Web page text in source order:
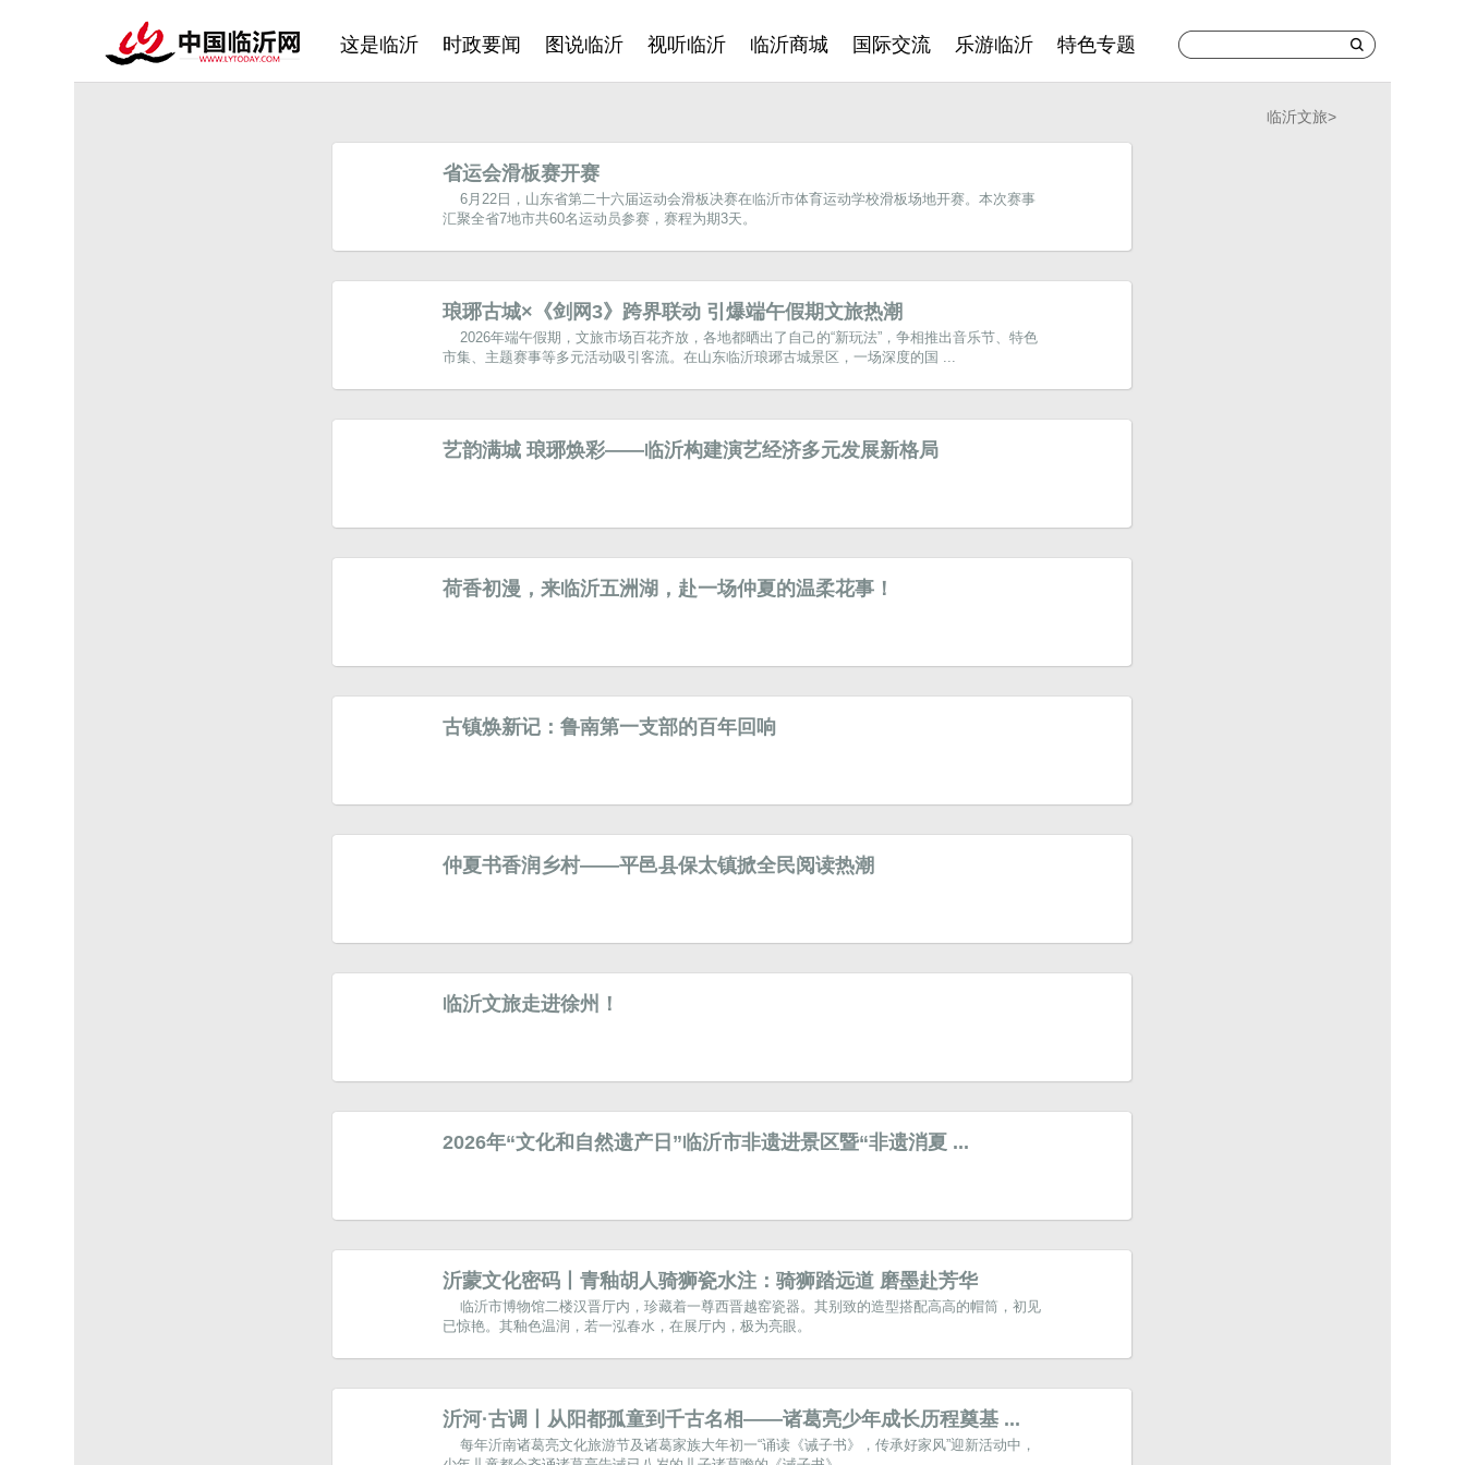
这是临沂 时政要闻 图说临沂 视听临沂 临沂商城 国际交流 乐游临沂 特色专题
临沂文旅>
省运会滑板赛开赛
6月22日，山东省第二十六届运动会滑板决赛在临沂市体育运动学校滑板场地开赛。本次赛事
汇聚全省7地市共60名运动员参赛，赛程为期3天。
琅琊古城×《剑网3》跨界联动 引爆端午假期文旅热潮
2026年端午假期，文旅市场百花齐放，各地都晒出了自己的“新玩法”，争相推出音乐节、特色
市集、主题赛事等多元活动吸引客流。在山东临沂琅琊古城景区，一场深度的国 ...
艺韵满城 琅琊焕彩——临沂构建演艺经济多元发展新格局
荷香初漫，来临沂五洲湖，赴一场仲夏的温柔花事！
古镇焕新记：鲁南第一支部的百年回响
仲夏书香润乡村——平邑县保太镇掀全民阅读热潮
临沂文旅走进徐州！
2026年“文化和自然遗产日”临沂市非遗进景区暨“非遗消夏 ...
沂蒙文化密码丨青釉胡人骑狮瓷水注：骑狮踏远道 磨墨赴芳华
临沂市博物馆二楼汉晋厅内，珍藏着一尊西晋越窑瓷器。其别致的造型搭配高高的帽筒，初见
已惊艳。其釉色温润，若一泓春水，在展厅内，极为亮眼。
沂河·古调丨从阳都孤童到千古名相——诸葛亮少年成长历程奠基 ...
每年沂南诸葛亮文化旅游节及诸葛家族大年初一“诵读《诫子书》，传承好家风”迎新活动中，